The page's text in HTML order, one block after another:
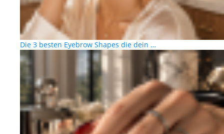
Die 3 besten Eyebrow Shapes die dein …